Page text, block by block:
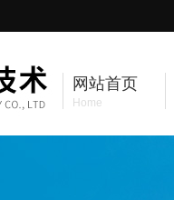
网站首页
Home